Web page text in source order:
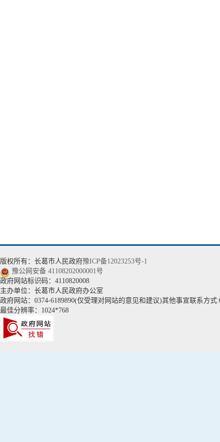
版权所有：长葛市人民政府豫ICP备12023253号-1
豫公网安备 41108202000001号
政府网站标识码：4110820008
主办单位：长葛市人民政府办公室
政府网站：0374-6189890(仅受理对网站的意见和建议)其他事宣联系方式
最佳分辨率：1024*768